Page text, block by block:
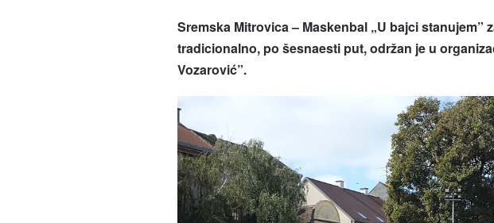
Sremska Mitrovica – Maskenbal „U bajci stanujem”
tradicionalno, po šesnaesti put, održan je u
Vozarović”.